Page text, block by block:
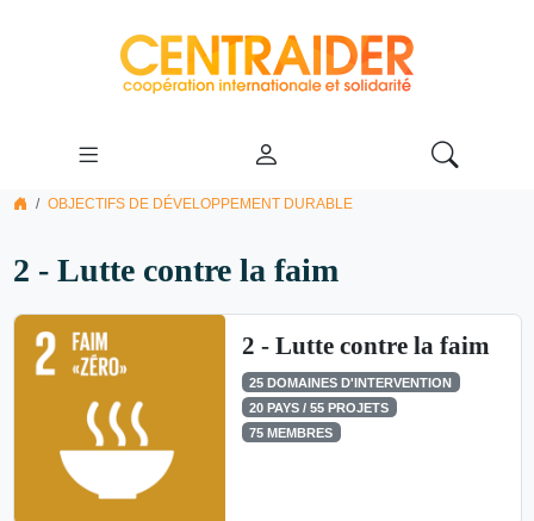
OBJECTIFS DE DÉVELOPPEMENT DURABLE
2 - Lutte contre la faim
2 - Lutte contre la faim
25 DOMAINES D'INTERVENTION
20 PAYS / 55 PROJETS
75 MEMBRES